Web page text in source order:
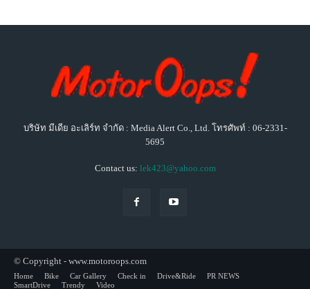
บริษัท มีเดีย อะเลิร์ท จำกัด : Media Alert Co., Ltd. โทรศัพท์ : 06-2331-
5695
Contact us: lek423@yahoo.com
© Copyright - www.motoroops.com
Home Bike Car Gallery Check in Drive&Ride
PR NEWS
SmartDrive
Trendy Video